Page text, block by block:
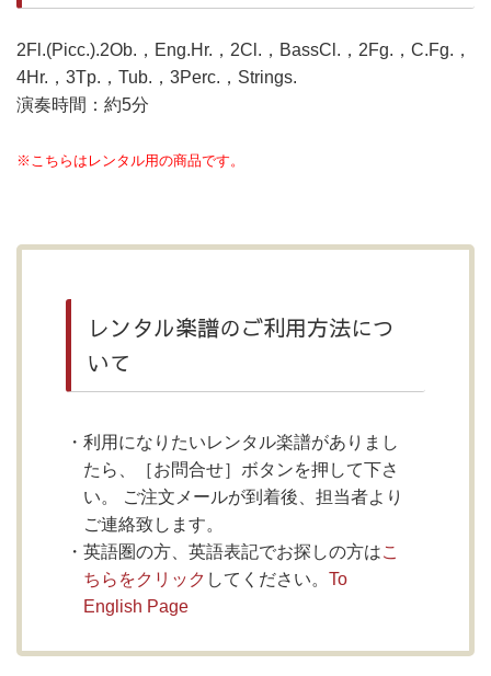
2Fl.(Picc.).2Ob.，Eng.Hr.，2Cl.，BassCl.，2Fg.，C.Fg.，
4Hr.，3Tp.，Tub.，3Perc.，Strings.
演奏時間：約5分
※こちらはレンタル用の商品です。
レンタル楽譜のご利用方法につ
いて
利用になりたいレンタル楽譜がありまし
たら、［お問合せ］ボタンを押して下さ
い。 ご注文メールが到着後、担当者より
ご連絡致します。
英語圏の方、英語表記でお探しの方はこ
ちらをクリック してください。 To
English Page